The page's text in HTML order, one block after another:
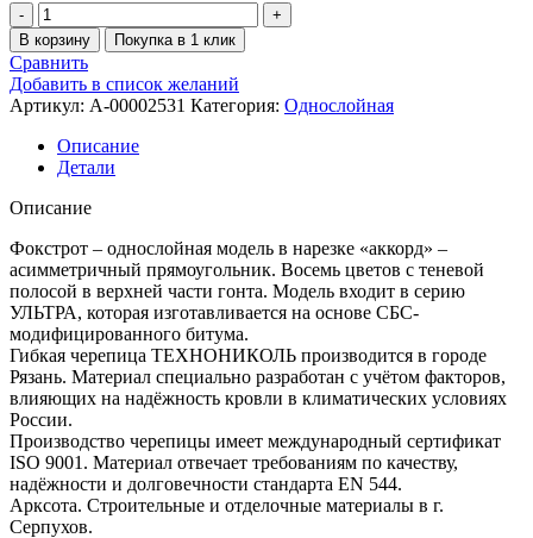
В корзину Покупка в 1 клик
Сравнить
Добавить в список желаний
Артикул: A-00002531 Категория: Однослойная
Описание
Детали
Описание
Фокстрот – однослойная модель в нарезке «аккорд» –
асимметричный прямоугольник. Восемь цветов с теневой
полосой в верхней части гонта. Модель входит в серию
УЛЬТРА, которая изготавливается на основе СБС-
модифицированного битума.
Гибкая черепица ТЕХНОНИКОЛЬ производится в городе
Рязань. Материал специально разработан с учётом факторов,
влияющих на надёжность кровли в климатических условиях
России.
Производство черепицы имеет международный сертификат
ISO 9001. Материал отвечает требованиям по качеству,
надёжности и долговечности стандарта EN 544.
Арксота. Строительные и отделочные материалы в г.
Серпухов.